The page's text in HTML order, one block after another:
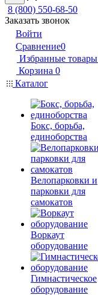
8 (800) 550-68-50
Заказать звонок
Войти
Сравнение0
Избранные товары
Корзина 0
Каталог
Бокс, борьба,
единоборства
Велопарковки и
парковки для
самокатов
Воркаут
оборудование
Гимнастическое
оборудование